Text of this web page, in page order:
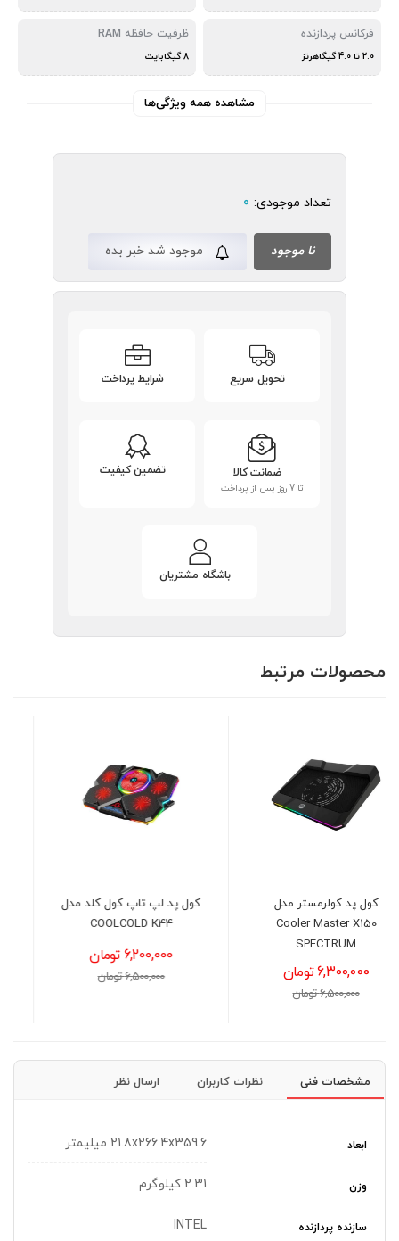
فرکانس پردازنده
2.0 تا 4.0 گیگاهرتز
ظرفیت حافظه RAM
8 گیگابایت
مشاهده همه ویژگی‌ها
تعداد موجودی: 0
نا موجود موجود شد خبر بده
تحویل سریع شرایط پرداخت
ضمانت کالا
تا 7 روز پس از پرداخت
تضمین کیفیت
باشگاه مشتریان
محصولات مرتبط
کول پد لپ تاپ کول کلد مدل
COOLCOLD K44
6,500,000 تومان
VivoBook E410KA -
Celeron(N4500)-4GB-
256GB-INT
مشخصات فنی نظرات کاربران ارسال نظر
ابعاد 21.8x266.4x359.6 میلیمتر
وزن 2.31 کیلوگرم
سازنده پردازنده INTEL